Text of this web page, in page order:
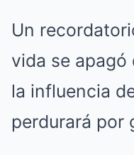
Un
vida se
la influencia
perdurará por